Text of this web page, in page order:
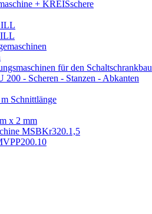
+ KREISschere
für den Schaltschrankbau
- Scheren - Stanzen - Abkanten
Schnittlänge
x 2 mm
MSBKr320.1,5